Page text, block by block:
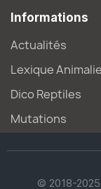
Informations
Actualités
Lexique
Dico Reptiles
Mutations
© 2018-